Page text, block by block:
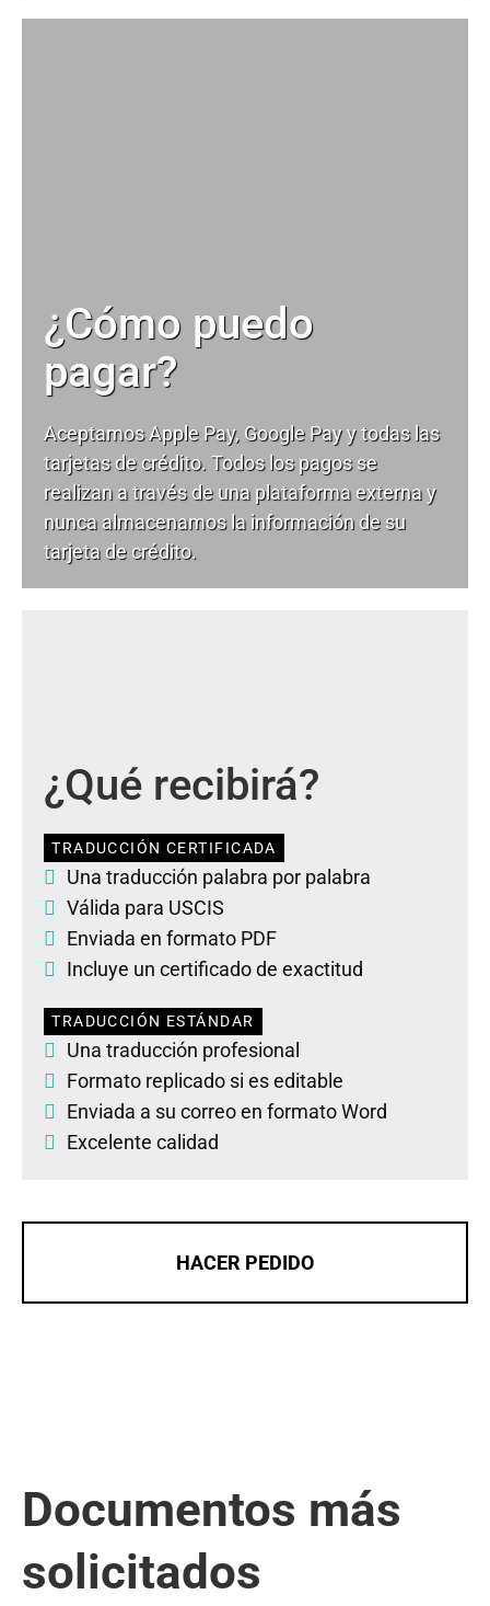
¿Cómo puedo
pagar?
Aceptamos Apple Pay, Google Pay y todas las
tarjetas de crédito. Todos los pagos se
realizan a través de una plataforma externa y
nunca almacenamos la información de su
tarjeta de crédito.
¿Qué recibirá?
TRADUCCIÓN CERTIFICADA
Una traducción palabra por palabra
Válida para USCIS
Enviada en formato PDF
Incluye un certificado de exactitud
TRADUCCIÓN ESTÁNDAR
Una traducción profesional
Formato replicado si es editable
Enviada a su correo en formato Word
Excelente calidad
HACER PEDIDO
Documentos más
solicitados